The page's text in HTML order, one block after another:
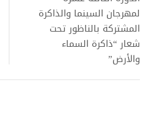
لمهرجان السينما والذاكرة
المشتركة بالناظور تحت
شعار “ذاكرة السماء
والأرض”